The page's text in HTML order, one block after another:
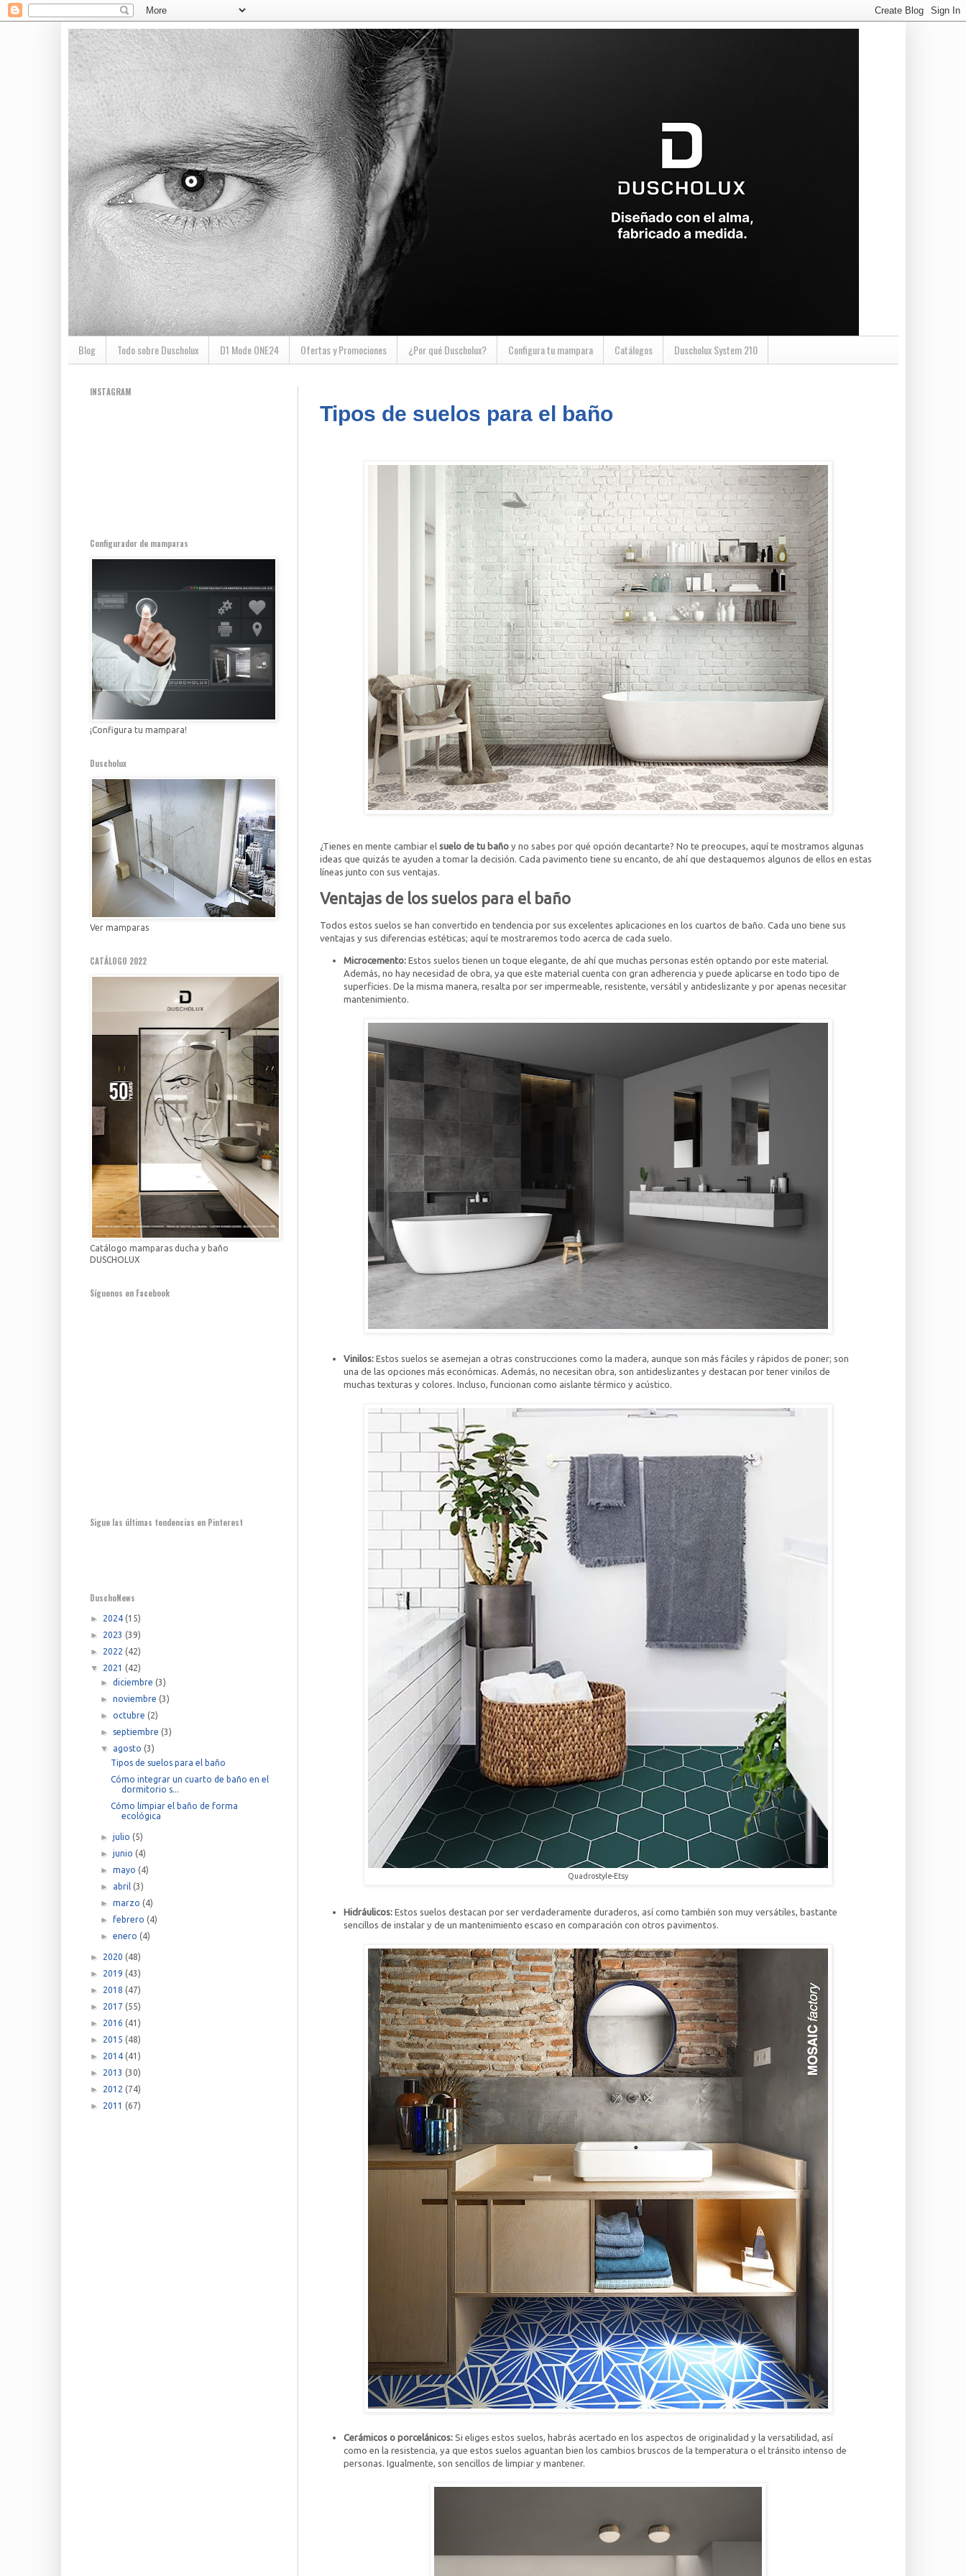
Blog Todo sobre Duscholux D1 Mode ONE24 Ofertas y Promociones ¿Por qué Duscholux? Configura tu mampara Catálogos Duscholux System 210
Tipos de suelos para el baño
¿Tienes en mente cambiar el suelo de tu bañoy no sabes por qué opción decantarte? No te preocupes, aquí te mostramos algunas
ideas que quizás te ayuden a tomar la decisión. Cada pavimento tiene su encanto, de ahí que destaquemos algunos de ellos en estas
líneas junto con sus ventajas.
Ventajas de los suelos para el baño
Todos estos suelos se han convertido en tendencia por sus excelentes aplicaciones en los cuartos de baño. Cada uno tiene sus
ventajas y sus diferencias estéticas; aquí te mostraremos todo acerca de cada suelo.
Microcemento:Estos suelos tienen un toque elegante, de ahí que muchas personas estén optando por este material.
Además, no hay necesidad de obra, ya que este material cuenta con gran adherencia y puede aplicarse en todo tipo de
superficies. De la misma manera, resalta por ser impermeable, resistente, versátil y antideslizante y por apenas necesitar
mantenimiento.
Vinilos:Estos suelos se asemejan a otras construcciones como la madera, aunque son más fáciles y rápidos de poner; son
una de las opciones más económicas. Además, no necesitan obra, son antideslizantes y destacan por tener vinilos de
muchas texturas y colores. Incluso, funcionan como aislante térmico y acústico.
Quadrostyle-Etsy
Hidráulicos:Estos suelos destacan por ser verdaderamente duraderos, así como también son muy versátiles, bastante
sencillos de instalar y de un mantenimiento escaso en comparación con otros pavimentos.
Cerámicos o porcelánicos:Si eliges estos suelos, habrás acertado en los aspectos de originalidad y la versatilidad, así
como en la resistencia, ya que estos suelos aguantan bien los cambios bruscos de la temperatura o el tránsito intenso de
personas. Igualmente, son sencillos de limpiar y mantener.
INSTAGRAM
Configurador de mamparas
¡Configura tu mampara!
Duscholux
Ver mamparas
CATÁLOGO 2022
Catálogo mamparas ducha y baño
DUSCHOLUX
Síguenos en Facebook
Sigue las últimas tendencias en Pinterest
DuschoNews
► 2024 (15)
► 2023 (39)
► 2022 (42)
▼ 2021 (42)
► diciembre (3)
► noviembre (3)
► octubre (2)
► septiembre (3)
▼ agosto (3)
Tipos de suelos para el baño
Cómo integrar un cuarto de baño en el
dormitorio s...
Cómo limpiar el baño de forma
ecológica
► julio (5)
► junio (4)
► mayo (4)
► abril (3)
► marzo (4)
► febrero (4)
► enero (4)
► 2020 (48)
► 2019 (43)
► 2018 (47)
► 2017 (55)
► 2016 (41)
► 2015 (48)
► 2014 (41)
► 2013 (30)
► 2012 (74)
► 2011 (67)